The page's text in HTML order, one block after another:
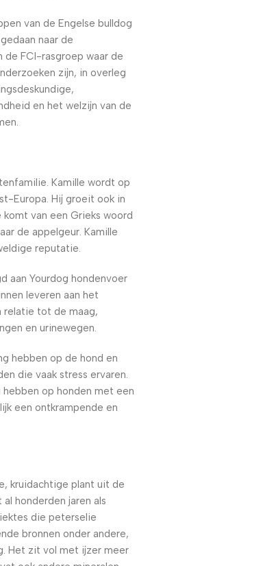
van de Engelse bulldog
naar de
de FCI-rasgroep waar de
zijn, in overleg
en het welzijn van de
Kamille wordt op
Europa. Hij groeit ook in
komt van een Grieks woord
de appelgeur. Kamille
reputatie.
aan Yourdog hondenvoer
leveren aan het
relatie tot de maag,
en urinewegen.
hebben op de hond en
die vaak stress ervaren.
op honden met een
een ontkrampende en
kruidachtige plant uit de
honderden jaren als
die peterselie
bronnen onder andere,
Het zit vol met ijzer meer